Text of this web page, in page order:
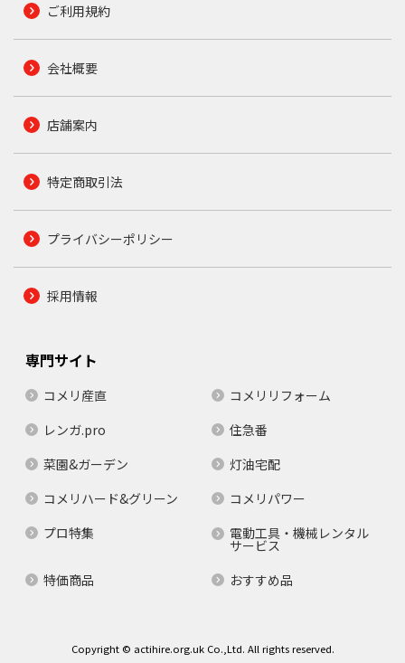
ご利用規約
会社概要
店舗案内
特定商取引法
プライバシーポリシー
採用情報
専門サイト
コメリ産直
コメリリフォーム
レンガ.pro
住急番
菜園&ガーデン
灯油宅配
コメリハード&グリーン
コメリパワー
プロ特集
電動工具・機械レンタル
サービス
特価商品
おすすめ品
Copyright © actihire.org.uk Co.,Ltd. All rights reserved.